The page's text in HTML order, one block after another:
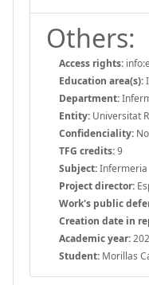
Others:
Access rights:
Education area(s):
Department:
Entity: Universitat
Confidenciality: No
TFG credits:9
Subject:Infermeria
Project director:
Work's public
Creation date in
Academic year:
Student: Morillas